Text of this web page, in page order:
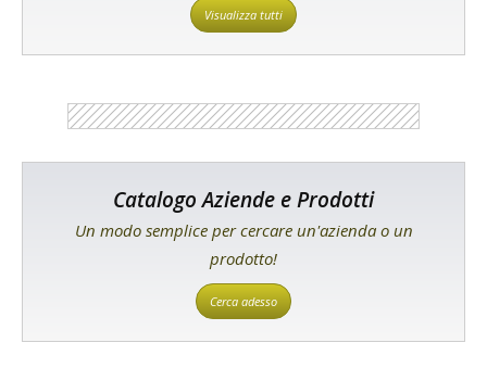
Visualizza tutti
Catalogo Aziende e Prodotti
Un modo semplice per cercare un'azienda o un
prodotto!
Cerca adesso